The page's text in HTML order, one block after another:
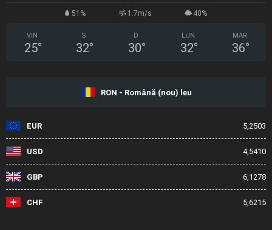
51% 1.7m/s 40%
VIN
25°
S
32°
D
30°
LUN
32°
MAR
36°
RON - Română (nou) leu
EUR 5,2503
USD 4,5410
GBP 6,1278
CHF 5,6215